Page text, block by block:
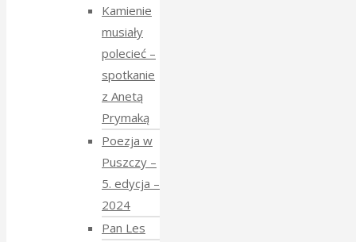
Kamienie
musiały
polecieć –
spotkanie
z Anetą
Prymaką
Poezja w
Puszczy –
5. edycja –
2024
Pan Les